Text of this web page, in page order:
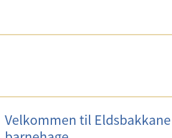
Velkommen til Eldsbakkane